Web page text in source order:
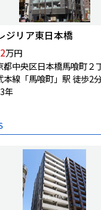
ジリア東日本橋
万円
都中央区日本橋馬喰町２
本線「馬喰町」駅 徒歩2
年